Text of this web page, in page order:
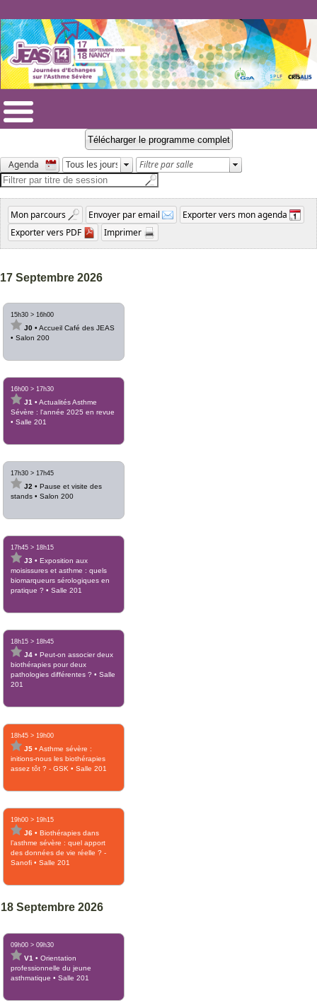
17 Septembre 2026
15h30 > 16h00
J0 •Accueil Café des JEAS
• Salon 200
16h00 > 17h30
J1 •Actualités Asthme
Sévère : l'année 2025 en revue
• Salle 201
17h30 > 17h45
J2 • Pause et visite des
stands • Salon 200
17h45 > 18h15
J3 • Exposition aux
moisissures et asthme : quels
biomarqueurs sérologiques en
pratique ? • Salle 201
18h15 > 18h45
J4 • Peut-on associer deux
biothérapies pour deux
pathologies différentes ? • Salle
201
18h45 > 19h00
J5 •Asthme sévère :
initions-nous les biothérapies
assez tôt ? - GSK • Salle 201
19h00 > 19h15
J6 • Biothérapies dans
l’asthme sévère : quel apport
des données de vie réelle ? -
Sanofi • Salle 201
18 Septembre 2026
09h00 > 09h30
V1 • Orientation
professionnelle du jeune
asthmatique • Salle 201